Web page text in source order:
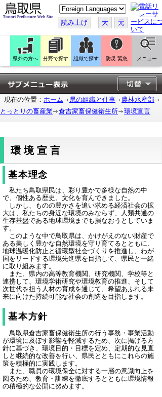
こ
の
ペ
ー
ジ
翻
訳
す
る
読み上げ 大 元
県外の方へ 分野で探す 組織で探す 防災 緊急 メニュー
現在の位置： ホーム 県の組織と仕事
農林水産部
とっとりの畜産業
倉吉家畜保健衛生所 環境宣言
環境宣言
基本理念
私たち鳥取県民は、彩り豊かで多様な自然の中
で、個性ある歴史、文化を育んできました。
しかし、ものの豊かさを追い求める経済社会の拡
大は、私たちの身近な環境のみならず、人類共通の
生存基盤である地球環境までも損なおうとしていま
す。
このような中で鳥取県は、かけがえのない財産で
ある美しく豊かな自然環境を守り育てるとともに、
地球温暖化防止と循環型社会づくりを推進し、わが
国をリードする環境先進県を目指して、県民と一緒
に取り組みます。
また、県内の高等教育機関、研究機関、学校等と
連携して、環境学術研究や環境教育の推進、そして
次世代を担う人材の育成を通じて、希望あふれる未
来に向けた持続可能な社会の創造を目指します。
基本方針
鳥取県倉吉家畜保健衛生所の行う事務・事業活動
が環境に及ぼす影響を軽減するため、次に掲げる方
針に基づき、環境目的・目標を定め、定期的な見直
しと継続的な改善を行い、県民とともにこれらの施
策を積極的に実践します。
また、職員の環境保全に対する一層の意識向上を
図るため、教育・訓練を徹底するとともに環境情報
の積極的な公開に努めます。